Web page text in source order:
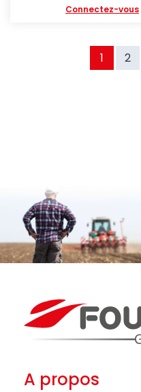
Connectez-vous
1 2
A propos